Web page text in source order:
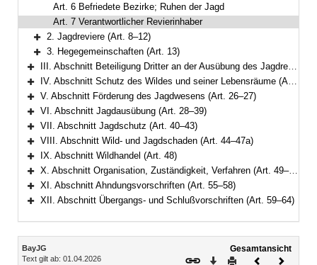
Art. 6 Befriedete Bezirke; Ruhen der Jagd
Art. 7 Verantwortlicher Revierinhaber
Bereich erweitern
2. Jagdreviere (Art. 8–12)
Bereich erweitern
3. Hegegemeinschaften (Art. 13)
Bereich erweitern
III. Abschnitt Beteiligung Dritter an der Ausübung des Jagdrechts (Art. 14–20)
Bereich erweitern
IV. Abschnitt Schutz des Wildes und seiner Lebensräume (Art. 21–25)
Bereich erweitern
V. Abschnitt Förderung des Jagdwesens (Art. 26–27)
Bereich erweitern
VI. Abschnitt Jagdausübung (Art. 28–39)
Bereich erweitern
VII. Abschnitt Jagdschutz (Art. 40–43)
Bereich erweitern
VIII. Abschnitt Wild- und Jagdschaden (Art. 44–47a)
Bereich erweitern
IX. Abschnitt Wildhandel (Art. 48)
Bereich erweitern
X. Abschnitt Organisation, Zuständigkeit, Verfahren (Art. 49–54)
Bereich erweitern
XI. Abschnitt Ahndungsvorschriften (Art. 55–58)
XII. Abschnitt Übergangs- und Schlußvorschriften (Art. 59–64)
Inhalt
BayJG
Text gilt ab: 01.04.2026
Gesamtansicht
Download
DruckenVorheriges